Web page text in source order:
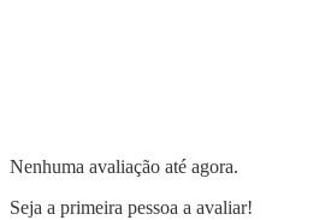
Nenhuma avaliação até agora.
Seja a primeira pessoa a avaliar!